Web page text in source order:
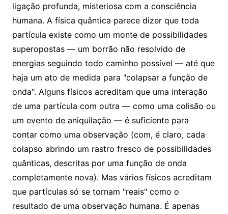
ligação profunda, misteriosa com a consciência
humana. A física quântica parece dizer que toda
partícula existe como um monte de possibilidades
superopostas — um borrão não resolvido de
energias seguindo todo caminho possível — até que
haja um ato de medida para "colapsar a função de
onda". Alguns físicos acreditam que uma interação
de uma partícula com outra — como uma colisão ou
um evento de aniquilação — é suficiente para
contar como uma observação (com, é claro, cada
colapso abrindo um rastro fresco de possibilidades
quânticas, descritas por uma função de onda
completamente nova). Mas vários físicos acreditam
que partículas só se tornam "reais" como o
resultado de uma observação humana. É apenas